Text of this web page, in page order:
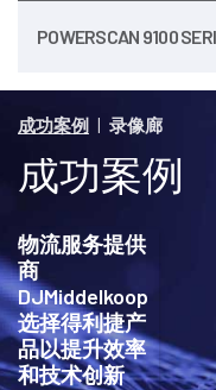
POWERSCAN 9100
成功案例 | 录像廊
成功案例
物流服务提供
商
DJMiddelkoop
选择得利捷产
品以提升效率
和技术创新